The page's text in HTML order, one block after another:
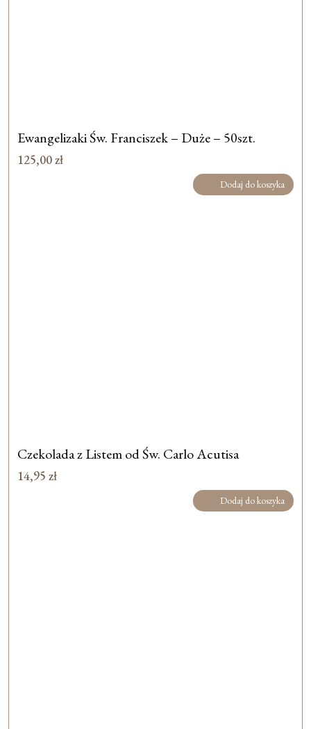
Ewangelizaki Św. Franciszek – Duże – 50szt.
125,00zł
Dodaj do koszyka
Czekolada z Listem od Św. Carlo Acutisa
14,95 zł
Dodaj do koszyka